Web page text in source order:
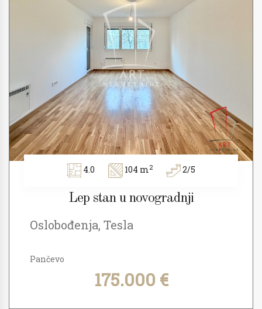
4.0 104 m2 2/5
Lep stan u novogradnji
Oslobođenja, Tesla
Pančevo
175.000 €